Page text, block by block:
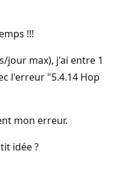
!!!
jour max), j'ai entre 1
l'erreur "5.4.14 Hop
mon erreur.
idée ?